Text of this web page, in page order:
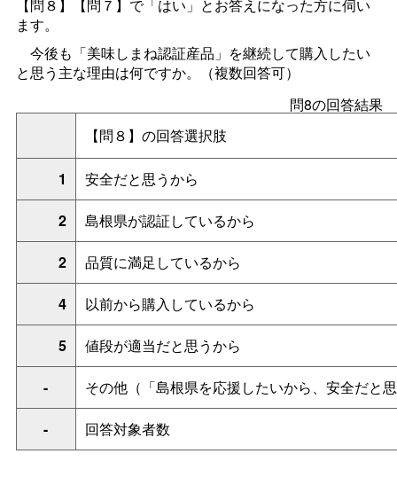
【問８】【問７】で「はい」とお答えになった方に伺い
ます。
今後も「美味しまね認証産品」を継続して購入したい
と思う主な理由は何ですか。（複数回答可）
問8の回答結果
【問８】の回答選択肢
1 安全だと思うから
2 島根県が認証しているから
2 品質に満足しているから
4 以前から購入しているから
5 値段が適当だと思うから
- その他（「島根県を応援したいから、安全だと
- 回答対象者数